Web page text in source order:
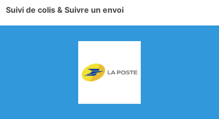
Suivi de colis & Suivre un envoi